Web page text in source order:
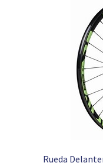
Rueda